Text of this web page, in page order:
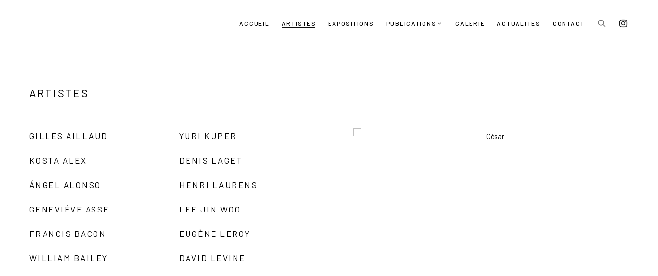
ACCUEIL ARTISTES EXPOSITIONS PUBLICATIONS GALERIE ACTUALITÉS CONTACT
ARTISTES
GILLES AILLAUD
KOSTA ALEX
ÁNGEL ALONSO
GENEVIÈVE ASSE
FRANCIS BACON
WILLIAM BAILEY
YURI KUPER
DENIS LAGET
HENRI LAURENS
LEE JIN WOO
EUGÈNE LEROY
DAVID LEVINE